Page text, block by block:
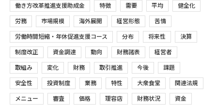
働き方改革推進支援助成金 特徴 需要 平均 健全化
労務 市場規模 海外展開 経営形態 苦情
労働時間短縮・年休促進支援コース 分布 将来性 決算
制度改正 資金調達 動向 財務諸表 経営者
取組み 変化 財務 取引推進 今後 課題
安全性 投資制度 業務 特性 大衆食堂 関連法規
メニュー 審査 価格 理容店 財務状況 資金